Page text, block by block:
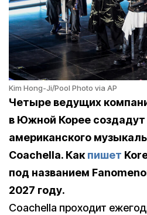
Kim Hong-Ji/Pool Photo via AP
Четыре ведущих
в Южной Корее cоздадут
американского
Coachella. Какпишет
под названием
2027 году.
Coachella проходит